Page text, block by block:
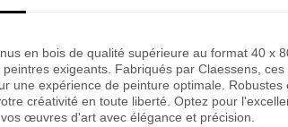
en bois de qualité supérieure au format 40 x
exigeants. Fabriqués par Claessens,
une expérience de peinture optimale. Robustes
créativité en toute liberté. Optez pour
œuvres d'art avec élégance et précision.